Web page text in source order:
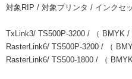
対象RIP / 対象プリンタ / インクセ
TxLink3/ TS500P-3200 / （ BMYK /
RasterLink6/ TS500P-3200 / （
RasterLink6/ TS500-1800 / （